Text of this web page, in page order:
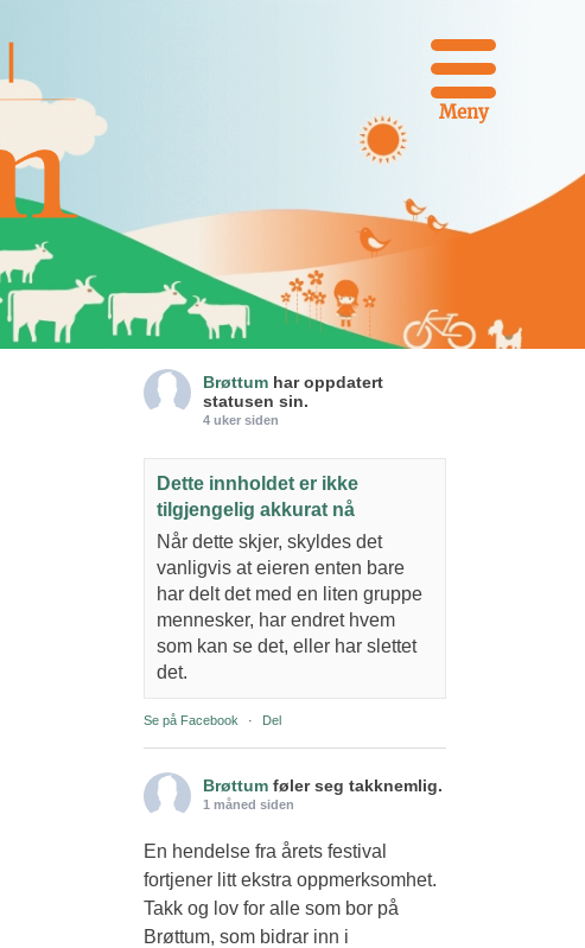
Meny
Brøttum har oppdatert
statusen sin.
4 uker siden
Dette innholdet er ikke
tilgjengelig akkurat nå
Når dette skjer, skyldes det
vanligvis at eieren enten bare
har delt det med en liten gruppe
mennesker, har endret hvem
som kan se det, eller har slettet
det.
Se på Facebook · Del
Brøttum føler seg takknemlig.
1 måned siden
En hendelse fra årets festival
fortjener litt ekstra oppmerksomhet.
Takk og lov for alle som bor på
Brøttum, som bidrar inn i